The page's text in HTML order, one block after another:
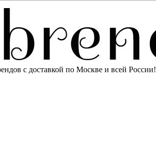
с доставкой по Москве и всей России!